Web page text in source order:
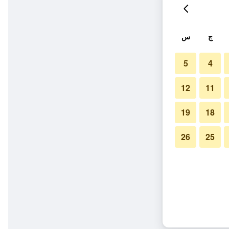
ج س
4
5
11
12
18
19
25
26